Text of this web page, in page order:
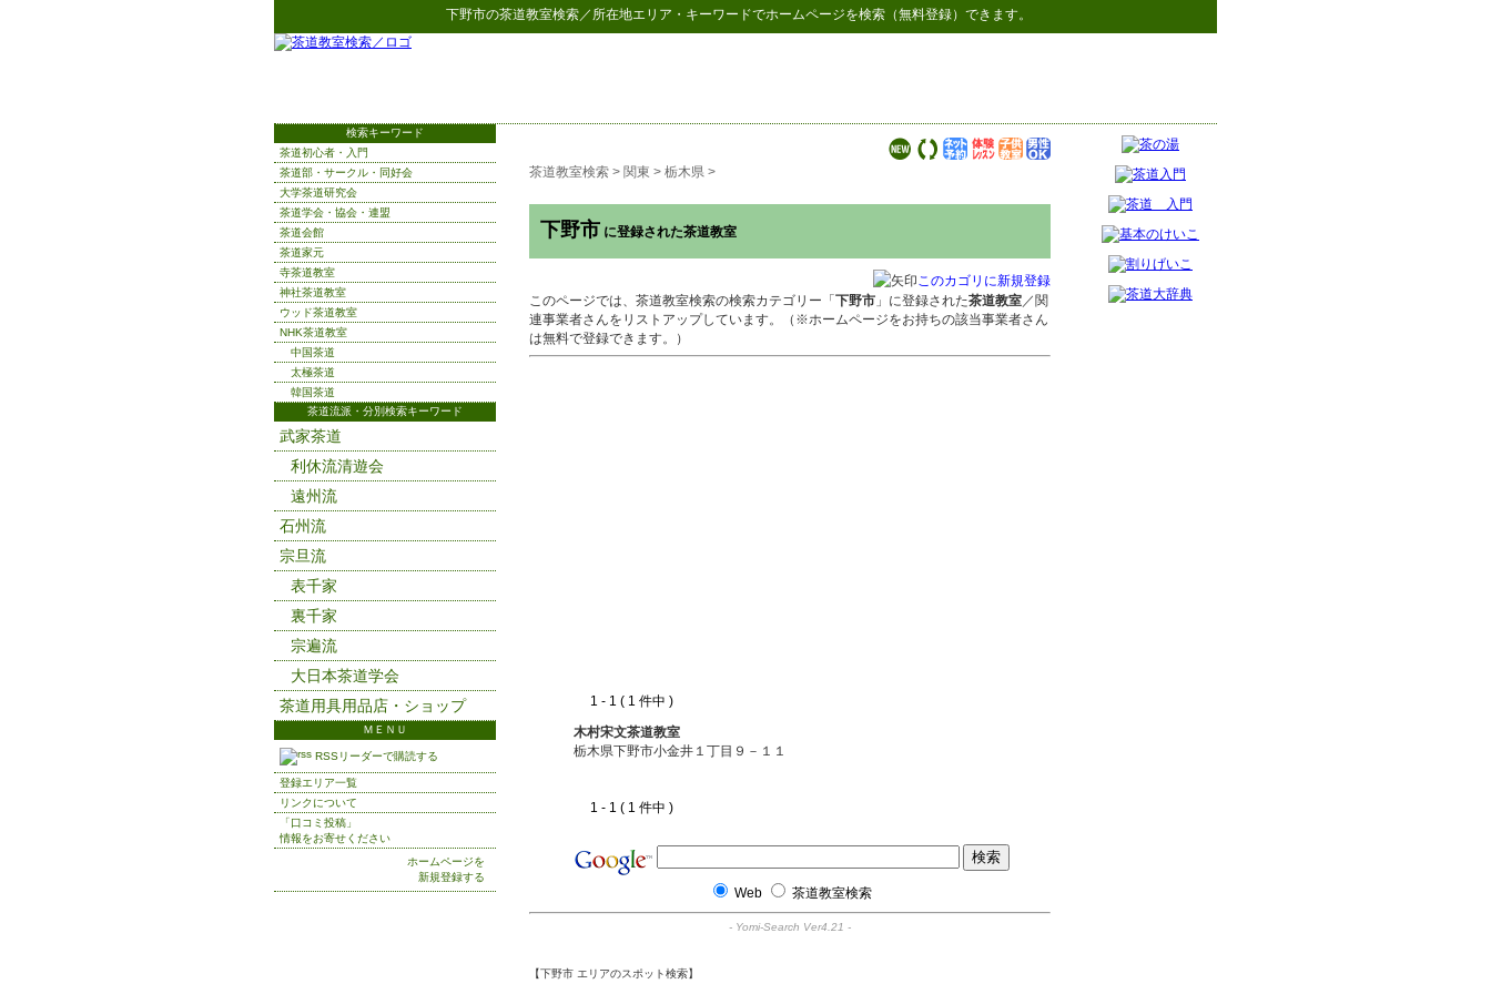
下野市の茶道教室検索／所在地エリア・キーワードでホームページを検索（無料登録）できます。
茶道教室検索 > 関東 > 栃木県 >
下野市 に登録された茶道教室
このカゴリに新規登録
このページでは、茶道教室検索の検索カテゴリー「 下野市 」に登録された茶道教室／関
連事業者さんをリストアップしています。（※ホームページをお持ちの該当事業者さん
は無料で登録できます。）
1 - 1 ( 1 件中 )
木村宋文茶道教室
栃木県下野市小金井１丁目９－１１
1 - 1 ( 1 件中 )
Web 茶道教室検索
- Yomi-Search Ver4.21 -
【下野市 エリアのスポット検索】
検索キーワード
茶道初心者・入門
茶道部・サークル・同好会
大学茶道研究会
茶道学会・協会・連盟
茶道会館
茶道家元
寺茶道教室
神社茶道教室
ウッド茶道教室
NHK茶道教室
中国茶道
太極茶道
韓国茶道
茶道流派・分別検索キーワード
武家茶道
利休流清遊会
遠州流
石州流
宗旦流
表千家
裏千家
宗遍流
大日本茶道学会
茶道用具用品店・ショップ
ＭＥＮＵ
RSSリーダーで購読する
登録エリア一覧
リンクについて
「口コミ投稿」
情報をお寄せください
ホームページを
新規登録する